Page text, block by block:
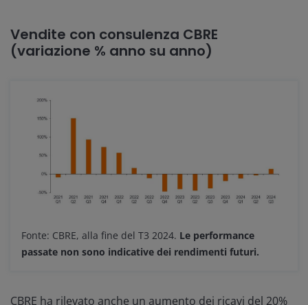
Vendite con consulenza CBRE
(variazione % anno su anno)
Fonte: CBRE, alla fine del T3 2024. Le performance
passate non sono indicative dei rendimenti futuri.
CBRE ha rilevato anche un aumento dei ricavi del 20%